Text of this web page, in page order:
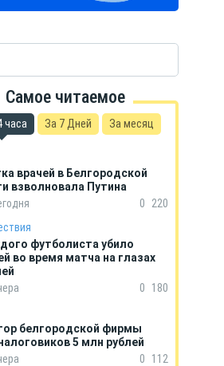
Самое читаемое
часа За 7 Дней За месяц
врачей в Белгородской
взволновала Путина
0
220
футболиста убило
во время матча на глазах
0
180
белгородской фирмы
5 млн рублей
0
112